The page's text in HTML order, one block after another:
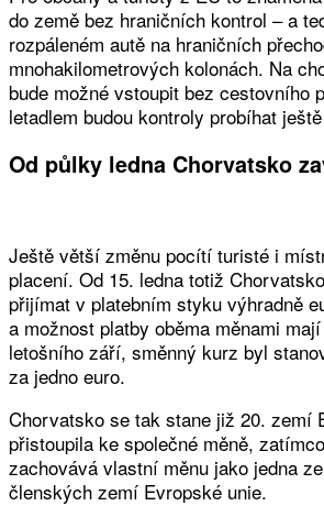
do země bez hraničních kontrol – a
rozpáleném autě na hraničních
mnohakilometrových kolonách. Na
bude možné vstoupit bez cestovního
letadlem budou kontroly probíhat
Od půlky ledna Chorvatsko
Ještě větší změnu pocítí turisté i
placení. Od 15. ledna totiž
přijímat v platebním styku výhradně
a možnost platby oběma měnami
letošního září, směnný kurz byl
za jedno euro.
Chorvatsko se tak stane již 20. zemí
přistoupila ke společné měně,
zachovává vlastní měnu jako jedna
členských zemí Evropské unie.